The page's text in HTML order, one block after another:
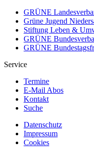
GRÜNE
Grüne Jugend
Stiftung Leben &
GRÜNE
GRÜNE
Service
Termine
E-Mail Abos
Kontakt
Suche
Datenschutz
Impressum
Cookies